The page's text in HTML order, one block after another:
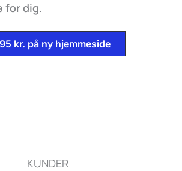
for dig.
kr. på ny hjemmeside
KUNDER